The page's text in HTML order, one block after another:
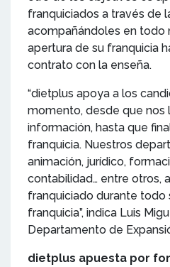
franquiciados a través de
acompañándoles en
apertura de su franquicia
contrato con la enseña.
“dietplus apoya a los
momento, desde que nos
información, hasta que
franquicia. Nuestros
animación, jurídico,
contabilidad… entre otros,
franquiciado durante todo
franquicia”, indica Luis
Departamento de
dietplus apuesta por